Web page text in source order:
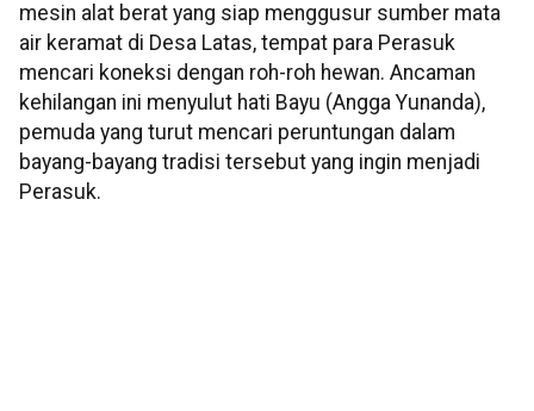
mesin alat berat yang siap menggusur sumber mata
air keramat di Desa Latas, tempat para Perasuk
mencari koneksi dengan roh-roh hewan. Ancaman
kehilangan ini menyulut hati Bayu (Angga Yunanda),
pemuda yang turut mencari peruntungan dalam
bayang-bayang tradisi tersebut yang ingin menjadi
Perasuk.